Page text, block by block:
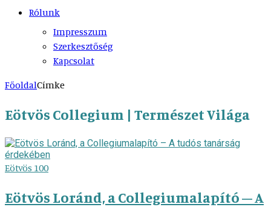
Rólunk
Impresszum
Szerkesztőség
Kapcsolat
FőoldalCímke
Eötvös Collegium | Természet Világa
Eötvös 100
Eötvös Loránd, a Collegiumalapító – A